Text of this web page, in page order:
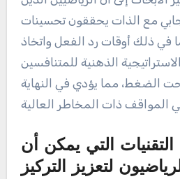
مع الذات يحققون تحسينات
في ذلك أوقات رد الفعل واتخاذ
الذهنية للمتنافسين
الضغط، مما يؤدي في النهاية
التي يمكن أن
لتعزيز التركيز